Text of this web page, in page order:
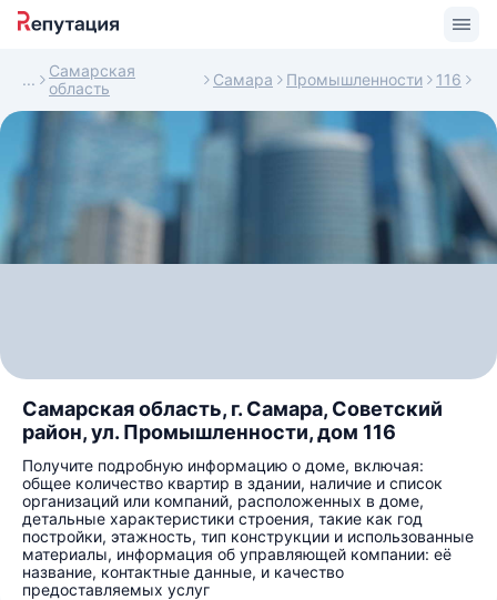
Самарская
область
Самара Промышленности 116
Самарская область, г. Самара, Советский
район, ул. Промышленности, дом 116
Получите подробную информацию о доме, включая:
общее количество квартир в здании, наличие и список
организаций или компаний, расположенных в доме,
детальные характеристики строения, такие как год
постройки, этажность, тип конструкции и использованные
материалы, информация об управляющей компании: её
название, контактные данные, и качество
предоставляемых услуг